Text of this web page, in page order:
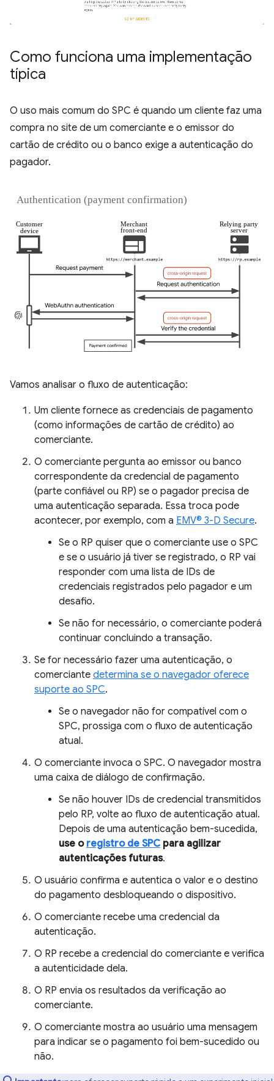
Como funciona uma implementação
típica
O uso mais comum do SPC é quando um cliente faz uma
compra no site de um comerciante e o emissor do
cartão de crédito ou o banco exige a autenticação do
pagador.
Vamos analisar o fluxo de autenticação:
Um cliente fornece as credenciais de pagamento
(como informações de cartão de crédito) ao
comerciante.
O comerciante pergunta ao emissor ou banco
correspondente da credencial de pagamento
(parte confiável ou RP) se o pagador precisa de
uma autenticação separada. Essa troca pode
acontecer, por exemplo, com a EMV® 3-D Secure.
Se o RP quiser que o comerciante use o SPC
e se o usuário já tiver se registrado, o RP vai
responder com uma lista de IDs de
credenciais registrados pelo pagador e um
desafio.
Se não for necessário, o comerciante poderá
continuar concluindo a transação.
Se for necessário fazer uma autenticação, o
comerciante determina se o navegador oferece
suporte ao SPC.
Se o navegador não for compatível com o
SPC, prossiga com o fluxo de autenticação
atual.
O comerciante invoca o SPC. O navegador mostra
uma caixa de diálogo de confirmação.
Se não houver IDs de credencial transmitidos
pelo RP, volte ao fluxo de autenticação atual.
Depois de uma autenticação bem-sucedida,
use o registro de SPC para agilizar
autenticações futuras.
O usuário confirma e autentica o valor e o destino
do pagamento desbloqueando o dispositivo.
O comerciante recebe uma credencial da
autenticação.
O RP recebe a credencial do comerciante e verifica
a autenticidade dela.
O RP envia os resultados da verificação ao
comerciante.
O comerciante mostra ao usuário uma mensagem
para indicar se o pagamento foi bem-sucedido ou
não.